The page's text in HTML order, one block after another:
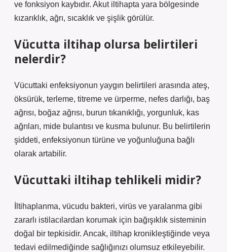
ve fonksiyon kaybıdır. Akut iltihapta yara bölgesinde
kızarıklık, ağrı, sıcaklık ve şişlik görülür.
Vücutta iltihap olursa belirtileri
nelerdir?
Vücuttaki enfeksiyonun yaygın belirtileri arasında ateş,
öksürük, terleme, titreme ve ürperme, nefes darlığı, baş
ağrısı, boğaz ağrısı, burun tıkanıklığı, yorgunluk, kas
ağrıları, mide bulantısı ve kusma bulunur. Bu belirtilerin
şiddeti, enfeksiyonun türüne ve yoğunluğuna bağlı
olarak artabilir.
Vücuttaki iltihap tehlikeli midir?
İltihaplanma, vücudu bakteri, virüs ve yaralanma gibi
zararlı istilacılardan korumak için bağışıklık sisteminin
doğal bir tepkisidir. Ancak, iltihap kronikleştiğinde veya
tedavi edilmediğinde sağlığınızı olumsuz etkileyebilir.